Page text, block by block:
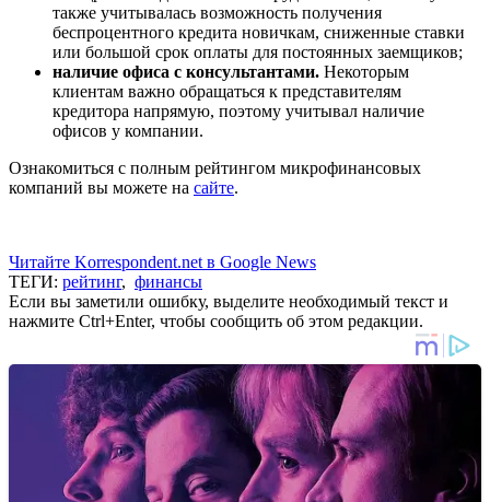
также учитывалась возможность получения
беспроцентного кредита новичкам, сниженные ставки
или большой срок оплаты для постоянных заемщиков;
наличие офиса с консультантами. Некоторым
клиентам важно обращаться к представителям
кредитора напрямую, поэтому учитывал наличие
офисов у компании.
Ознакомиться с полным рейтингом микрофинансовых
компаний вы можете на сайте.
Читайте Korrespondent.net в Google News
ТЕГИ: рейтинг, финансы
Если вы заметили ошибку, выделите необходимый текст и
нажмите Ctrl+Enter, чтобы сообщить об этом редакции.